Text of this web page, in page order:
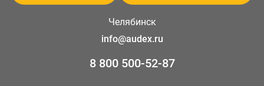
Челябинск
info@audex.ru
8 800 500-52-87